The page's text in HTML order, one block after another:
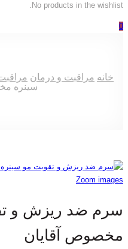
No products in the wishlist.
0
خانه مراقبت و درمان
سینره
Zoom images
سرم ضد ریزش و
مخصوص آقایان